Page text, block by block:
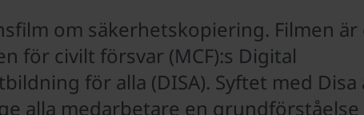
om säkerhetskopiering. Filmen är
för civilt försvar (MCF):s Digital
för alla (DISA). Syftet med
alla medarbetare en